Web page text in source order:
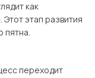
как
этап развития
пятна.
переходит